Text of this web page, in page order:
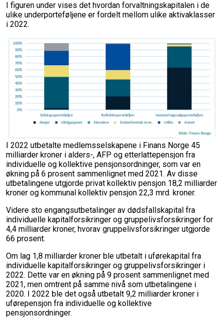
I figuren under vises det hvordan forvaltningskapitalen i de
ulike underporteføljene er fordelt mellom ulike aktivaklasser
i 2022.
I 2022 utbetalte medlemsselskapene i Finans Norge 45
milliarder kroner i alders-, AFP og etterlattepensjon fra
individuelle og kollektive pensjonsordninger, som var en
økning på 6 prosent sammenlignet med 2021. Av disse
utbetalingene utgjorde privat kollektiv pensjon 18,2 milliarder
kroner og kommunal kollektiv pensjon 22,3 mrd. kroner.
Videre sto engangsutbetalinger av dødsfallskapital fra
individuelle kapitalforsikringer og gruppelivsforsikringer for
4,4 milliarder kroner, hvorav gruppelivsforsikringer utgjorde
66 prosent.
Om lag 1,8 milliarder kroner ble utbetalt i uførekapital fra
individuelle kapitalforsikringer og gruppelivsforsikringer i
2022. Dette var en økning på 9 prosent sammenlignet med
2021, men omtrent på samme nivå som utbetalingene i
2020. I 2022 ble det også utbetalt 9,2 milliarder kroner i
uførepensjon fra individuelle og kollektive
pensjonsordninger.